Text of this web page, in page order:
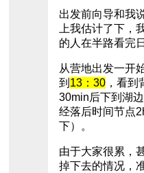
出发前向导和我
上我估计了下，
的人在半路看完
从营地出发一开
到 13：30，看到
30min后下到湖边
经落后时间节点
下）。
由于大家很累，
掉下去的情况，